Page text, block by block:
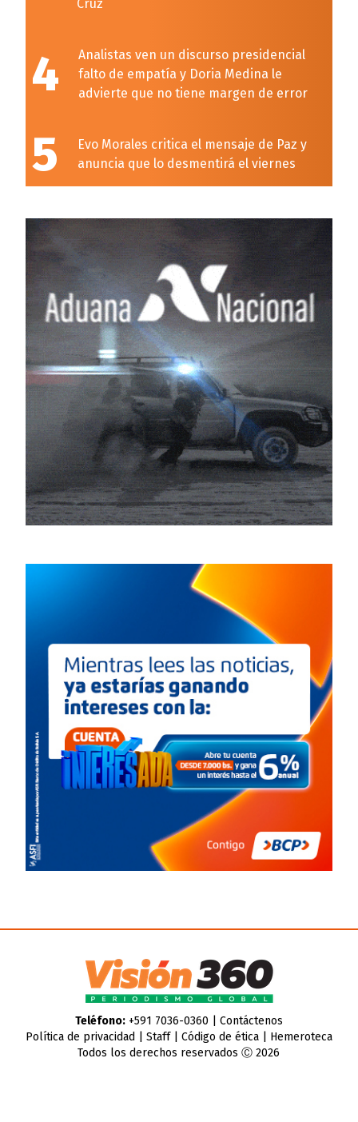
Cruz
4
Analistas ven un discurso presidencial
falto de empatía y Doria Medina le
advierte que no tiene margen de error
5
Evo Morales critica el mensaje de Paz y
anuncia que lo desmentirá el viernes
Teléfono:+591 7036-0360 | Contáctenos
Política de privacidad
Staff| Código de ética| Hemeroteca
Todos los derechos reservados Ⓒ 2026